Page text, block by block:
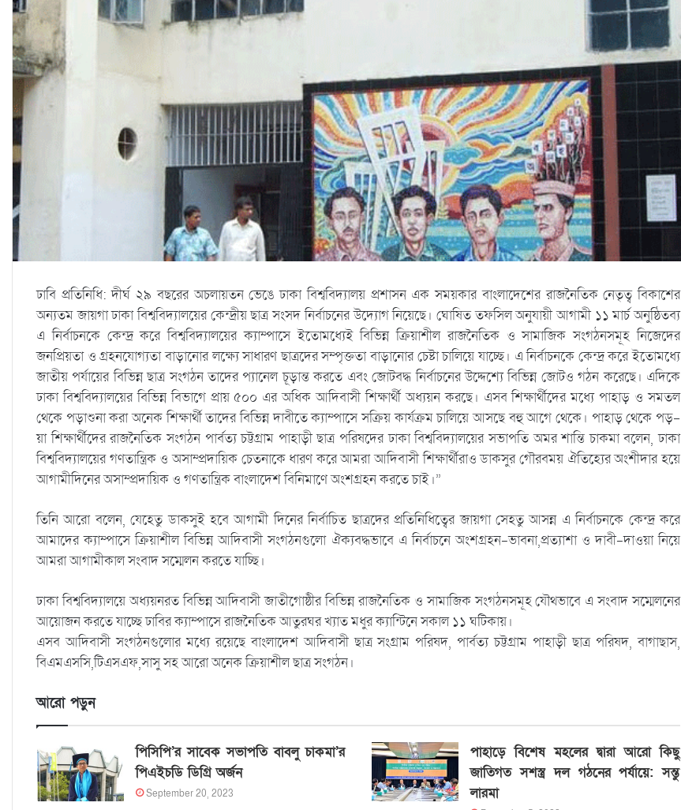
ঢাবি প্রতিনিধি: দীর্ঘ ২৯ বছরের অচলায়তন ভেঙে ঢাকা বিশ্ববিদ্যালয় প্রশাসন এক সময়কার বাংলাদেশের রাজনৈতিক নেতৃত্ব বিকাশের
অন্যতম জায়গা ঢাকা বিশ্ববিদ্যালয়ের কেন্দ্রীয় ছাত্র সংসদ নির্বাচনের উদ্যোগ নিয়েছে। ঘোষিত তফসিল অনুযায়ী আগামী ১১ মার্চ অনুষ্ঠিতব্য
এ নির্বাচনকে কেন্দ্র করে বিশ্ববিদ্যালয়ের ক্যাম্পাসে ইতোমধ্যেই বিভিন্ন ক্রিয়াশীল রাজনৈতিক ও সামাজিক সংগঠনসমূহ নিজেদের
জনপ্রিয়তা ও গ্রহনযোগ্যতা বাড়ানোর লক্ষ্যে সাধারণ ছাত্রদের সম্পৃক্ততা বাড়ানোর চেষ্টা চালিয়ে যাচ্ছে। এ নির্বাচনকে কেন্দ্র করে ইতোমধ্যে
জাতীয় পর্যায়ের বিভিন্ন ছাত্র সংগঠন তাদের প্যানেল চূড়ান্ত করতে এবং জোটবদ্ধ নির্বাচনের উদ্দেশ্যে বিভিন্ন জোটও গঠন করেছে। এদিকে
ঢাকা বিশ্ববিদ্যালয়ের বিভিন্ন বিভাগে প্রায় ৫০০ এর অধিক আদিবাসী শিক্ষার্থী অধ্যয়ন করছে। এসব শিক্ষার্থীদের মধ্যে পাহাড় ও সমতল
থেকে পড়াশুনা করা অনেক শিক্ষার্থী তাদের বিভিন্ন দাবীতে ক্যাম্পাসে সক্রিয় কার্যক্রম চালিয়ে আসছে বহু আগে থেকে। পাহাড় থেকে পড়–
য়া শিক্ষার্থীদের রাজনৈতিক সংগঠন পার্বত্য চট্টগ্রাম পাহাড়ী ছাত্র পরিষদের ঢাকা বিশ্ববিদ্যালয়ের সভাপতি অমর শান্তি চাকমা বলেন, ঢাকা
বিশ্ববিদ্যালয়ের গণতান্ত্রিক ও অসাম্প্রদায়িক চেতনাকে ধারণ করে আমরা আদিবাসী শিক্ষার্থীরাও ডাকসুর গৌরবময় ঐতিহ্যের অংশীদার হয়ে
আগামীদিনের অসাম্প্রদায়িক ও গণতান্ত্রিক বাংলাদেশ বিনিমাণে অংশগ্রহন করতে চাই।”
তিনি আরো বলেন, যেহেতু ডাকসুই হবে আগামী দিনের নির্বাচিত ছাত্রদের প্রতিনিধিত্বের জায়গা সেহতু আসন্ন এ নির্বাচনকে কেন্দ্র করে
আমাদের ক্যাম্পাসে ক্রিয়াশীল বিভিন্ন আদিবাসী সংগঠনগুলো ঐক্যবদ্ধভাবে এ নির্বাচনে অংশগ্রহন-ভাবনা,প্রত্যাশা ও দাবী-দাওয়া নিয়ে
আমরা আগামীকাল সংবাদ সম্মেলন করতে যাচ্ছি।
ঢাকা বিশ্ববিদ্যালয়ে অধ্যয়নরত বিভিন্ন আদিবাসী জাতীগোষ্ঠীর বিভিন্ন রাজনৈতিক ও সামাজিক সংগঠনসমূহ যৌথভাবে এ সংবাদ সম্মেলনের
আয়োজন করতে যাচ্ছে ঢাবির ক্যাম্পাসে রাজনৈতিক আতুরঘর খ্যাত মধুর ক্যান্টিনে সকাল ১১ ঘটিকায়।
এসব আদিবাসী সংগঠনগুলোর মধ্যে রয়েছে বাংলাদেশ আদিবাসী ছাত্র সংগ্রাম পরিষদ, পার্বত্য চট্টগ্রাম পাহাড়ী ছাত্র পরিষদ, বাগাছাস,
বিএমএসসি,টিএসএফ,সাসু সহ আরো অনেক ক্রিয়াশীল ছাত্র সংগঠন।
আরো পড়ুন
পিসিপি’র সাবেক সভাপতি বাবলু চাকমা’র
পিএইচডি ডিগ্রি অর্জন
September 20, 2023
পাহাড়ে বিশেষ মহলের দ্বারা আরো কিছু
জাতিগত সশস্ত্র দল গঠনের পর্যায়ে: সন্তু
লারমা